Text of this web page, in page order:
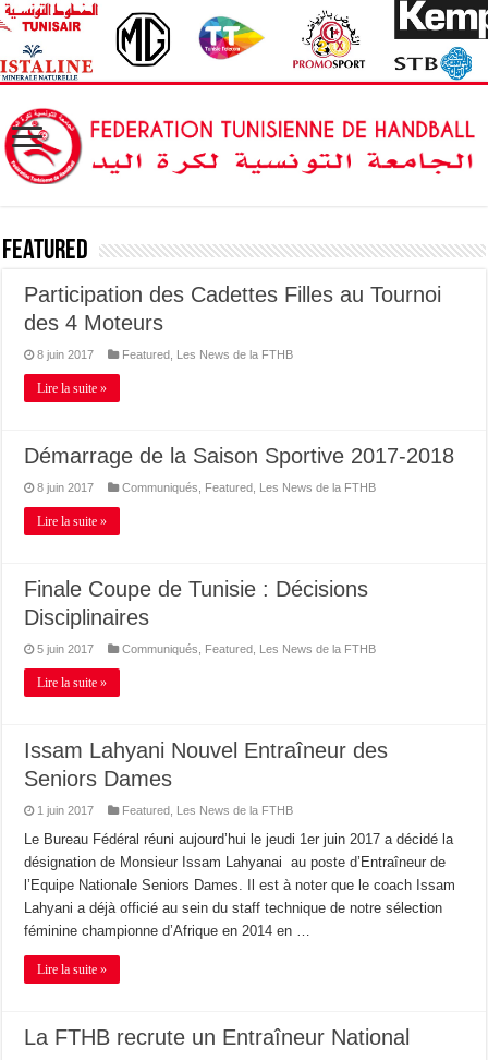
Featured
Participation des Cadettes Filles au Tournoi
des 4 Moteurs
8 juin 2017 Featured Les News de la FTHB
Lire la suite »
Démarrage de la Saison Sportive 2017-2018
8 juin 2017 Communiqués Featured Les News de la FTHB
Lire la suite »
Finale Coupe de Tunisie : Décisions
Disciplinaires
5 juin 2017 Communiqués Featured Les News de la FTHB
Lire la suite »
Issam Lahyani Nouvel Entraîneur des
Seniors Dames
1 juin 2017 Featured Les News de la FTHB
Le Bureau Fédéral réuni aujourd’hui le jeudi 1er juin 2017 a décidé la
désignation de Monsieur Issam Lahyanai au poste d’Entraîneur de
l’Equipe Nationale Seniors Dames. Il est à noter que le coach Issam
Lahyani a déjà officié au sein du staff technique de notre sélection
féminine championne d’Afrique en 2014 en …
Lire la suite »
La FTHB recrute un Entraîneur National